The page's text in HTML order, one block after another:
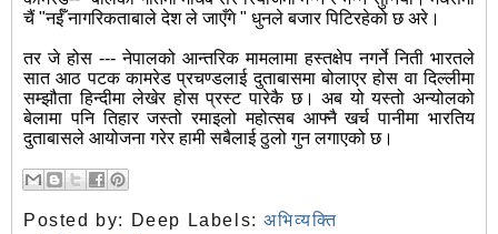
चैं "नईँ नागरिकताबाले देश ले जाएँगे " धुनले बजार पिटिरहेको छ अरे।
तर जे होस --- नेपालको आन्तरिक मामलामा हस्तक्षेप नगर्ने निती भारतले
सात आठ पटक कामरेड प्रचण्डलाई दुताबासमा बोलाएर होस वा दिल्लीमा
सम्झौता हिन्दीमा लेखेर होस प्रस्ट पारेकै छ। अब यो यस्तो अन्योलको
बेलामा पनि तिहार जस्तो रमाइलो महोत्सब आफ्नै खर्च पानीमा भारतिय
दुताबासले आयोजना गरेर हामी सबैलाई ठुलो गुन लगाएको छ।
Posted by: Deep Labels:अभिव्यक्ति